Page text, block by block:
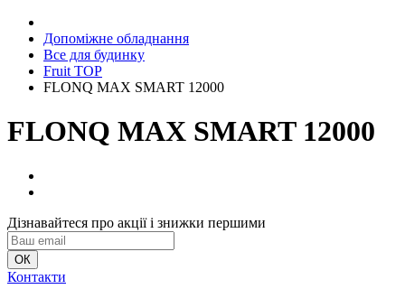
Допоміжне обладнання
Все для будинку
Fruit TOP
FLONQ MAX SMART 12000
FLONQ MAX SMART 12000
Дізнавайтеся про акції і знижки першими
Контакти